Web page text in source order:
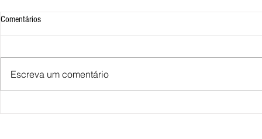
Comentários
Escreva um comentário